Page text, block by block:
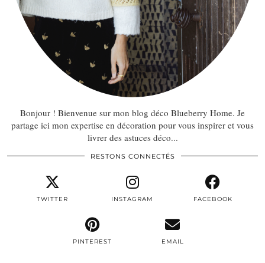
Bonjour ! Bienvenue sur mon blog déco Blueberry Home. Je
partage ici mon expertise en décoration pour vous inspirer et vous
livrer des astuces déco...
RESTONS CONNECTÉS
TWITTER INSTAGRAM FACEBOOK
PINTEREST EMAIL